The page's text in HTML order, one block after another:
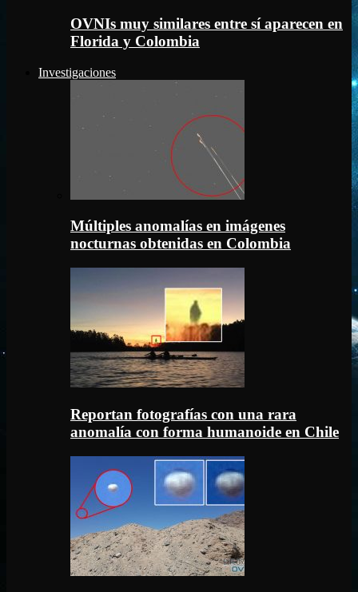
OVNIs muy similares entre sí aparecen en
Florida y Colombia
Investigaciones
Múltiples anomalías en imágenes
nocturnas obtenidas en Colombia
Reportan fotografías con una rara
anomalía con forma humanoide en Chile